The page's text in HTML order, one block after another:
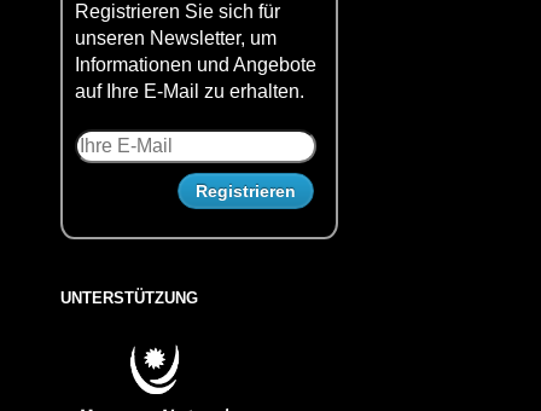
Registrieren Sie sich für
unseren Newsletter, um
Informationen und Angebote
auf Ihre E-Mail zu erhalten.
UNTERSTÜTZUNG